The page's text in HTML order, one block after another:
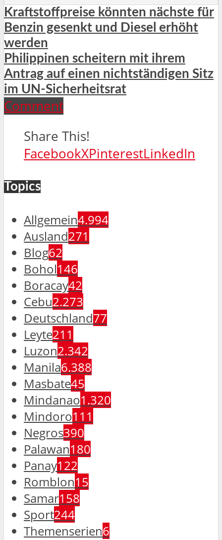
Kraftstoffpreise könnten nächste für
Benzin gesenkt und Diesel erhöht
werden
Philippinen scheitern mit ihrem
Antrag auf einen nichtständigen Sitz
im UN-Sicherheitsrat
Comment
Share This!
FacebookXPinterestLinkedIn
Topics
Allgemein4.994
Ausland271
Blog62
Bohol146
Boracay42
Cebu2.273
Deutschland77
Leyte211
Luzon2.342
Manila6.388
Masbate45
Mindanao1.320
Mindoro111
Negros390
Palawan180
Panay122
Romblon15
Samar158
Sport244
Themenserien6